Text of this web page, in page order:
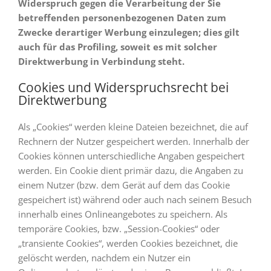
Widerspruch gegen die Verarbeitung der Sie
betreffenden personenbezogenen Daten zum
Zwecke derartiger Werbung einzulegen; dies gilt
auch für das Profiling, soweit es mit solcher
Direktwerbung in Verbindung steht.
Cookies und Widerspruchsrecht bei
Direktwerbung
Als „Cookies“ werden kleine Dateien bezeichnet, die auf
Rechnern der Nutzer gespeichert werden. Innerhalb der
Cookies können unterschiedliche Angaben gespeichert
werden. Ein Cookie dient primär dazu, die Angaben zu
einem Nutzer (bzw. dem Gerät auf dem das Cookie
gespeichert ist) während oder auch nach seinem Besuch
innerhalb eines Onlineangebotes zu speichern. Als
temporäre Cookies, bzw. „Session-Cookies“ oder
„transiente Cookies“, werden Cookies bezeichnet, die
gelöscht werden, nachdem ein Nutzer ein